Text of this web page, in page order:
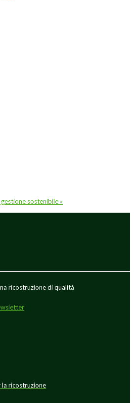
sostenibile »
ricostruzione di qualità
ricostruzione